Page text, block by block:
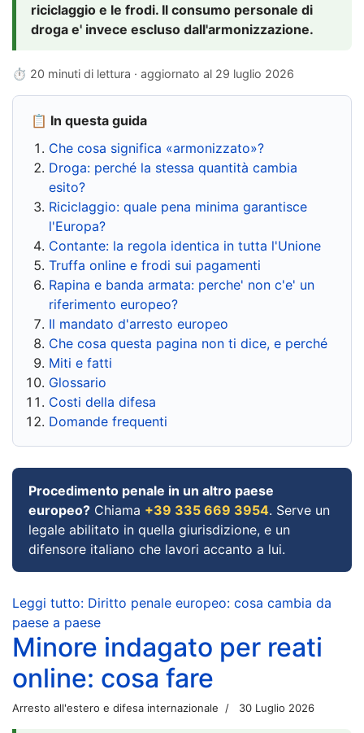
riciclaggio e le frodi. Il consumo personale di
droga e' invece escluso dall'armonizzazione.
⏱ 20 minuti di lettura · aggiornato al 29 luglio 2026
📋 In questa guida
Che cosa significa «armonizzato»?
Droga: perché la stessa quantità cambia
esito?
Riciclaggio: quale pena minima garantisce
l'Europa?
Contante: la regola identica in tutta l'Unione
Truffa online e frodi sui pagamenti
Rapina e banda armata: perche' non c'e' un
riferimento europeo?
Il mandato d'arresto europeo
Che cosa questa pagina non ti dice, e perché
Miti e fatti
Glossario
Costi della difesa
Domande frequenti
Procedimento penale in un altro paese
europeo? Chiama +39 335 669 3954. Serve un
legale abilitato in quella giurisdizione, e un
difensore italiano che lavori accanto a lui.
Leggi tutto: Diritto penale europeo: cosa cambia da
paese a paese
Minore indagato per reati
online: cosa fare
Arresto all'estero e difesa internazionale 30 Luglio 2026